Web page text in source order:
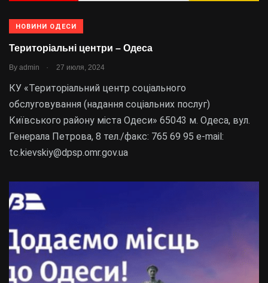
НОВИНИ ОДЕСИ
Територіальні центри – Одеса
By admin 27 июля, 2024
КУ «Територіальний центр соціального
обслуговування (надання соціальних послуг)
Київського району міста Одеси» 65043 м. Одеса, вул.
Генерала Петрова, 8 тел./факс: 765 69 95 е-mail:
tc.kievskiy@dpsp.omr.gov.ua